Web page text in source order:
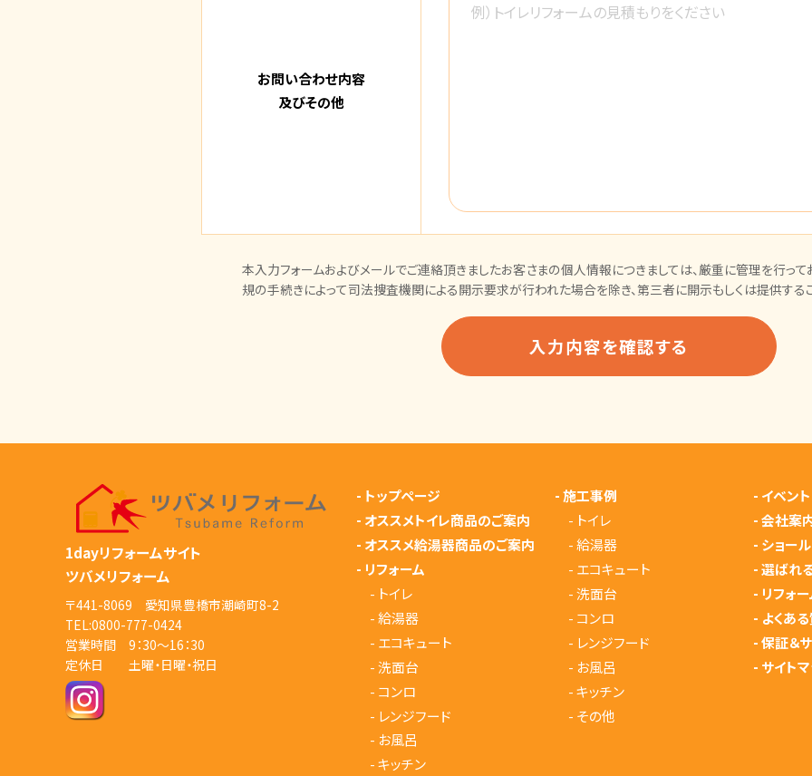
お問い合わせ内容
及びその他
本入力フォームおよびメールでご連絡頂きましたお客さまの個人情報につきましては、厳重に管理を行って
規の手続きによって司法捜査機関による開示要求が行われた場合を除き、第三者に開示もしくは提供する
1dayリフォームサイト
ツバメリフォーム
〒441-8069 愛知県豊橋市潮崎町8-2
TEL:0800-777-0424
営業時間 9：30～16：30
定休日 土曜・日曜・祝日
- トップページ
- オススメトイレ商品のご案内
- オススメ給湯器商品のご案内
- リフォーム
- トイレ
-給湯器
- エコキュート
-洗面台
- コンロ
- レンジフード
- お風呂
-キッチン
-施工事例
- トイレ
-給湯器
- エコキュート
-洗面台
- コンロ
- レンジフード
- お風呂
-キッチン
- その他
- イベン
-会社案
- ショー
-選ばれ
- リフォ
- よくあ
-保証＆
- サイト